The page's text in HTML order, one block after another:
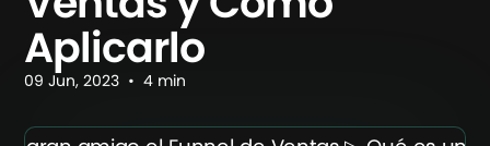
Aplicarlo
09 Jun, 2023 • 4 min